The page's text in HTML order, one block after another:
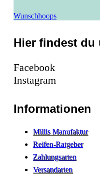
Wunschhoops
Hier findest du
Facebook
Instagram
Informationen
Millis Manufaktur
Reifen-Ratgeber
Zahlungsarten
Versandarten